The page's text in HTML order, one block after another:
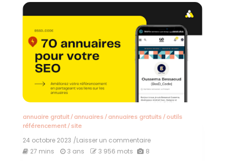
annuaire gratuit/ annuaires/ annuaires gratuits/ outils
référencement/ site
24 octobre 2023 /Laisser un commentaireon
27 mins 3 ans 3 956 mots 8